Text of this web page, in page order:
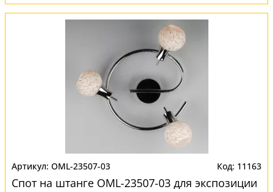
OML-23507-03 11163
Спот на штанге OML-23507-03 для экспозиции